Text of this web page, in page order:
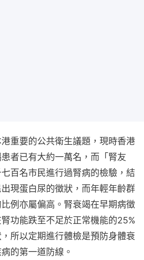
重要的公共衛生議題，現時香港
者已有大約一萬名，而「腎友
百名市民進行過腎病的檢驗，結
現蛋白尿的徵狀，而年輕年齡群
例亦屬偏高。腎衰竭在早期病徵
功能跌至不足於正常機能的25%
所以定期進行體檢是預防身體衰
的第一道防線。